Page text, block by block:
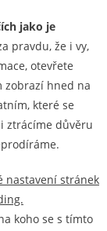
jako je
pravdu, že i vy,
otevřete
zobrazí hned na
které se
ztrácíme důvěru
nastavení stránek
koho se s tímto